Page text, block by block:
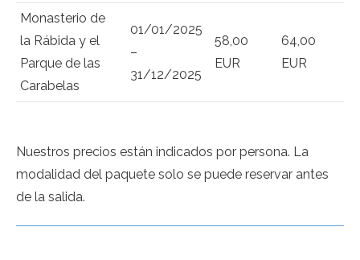
Monasterio de
la Rábida y el
Parque de las
Carabelas
01/01/2025
–
31/12/2025
58,00
EUR
64,00
EUR
Nuestros precios están indicados por persona. La
modalidad del paquete solo se puede reservar antes
de la salida.